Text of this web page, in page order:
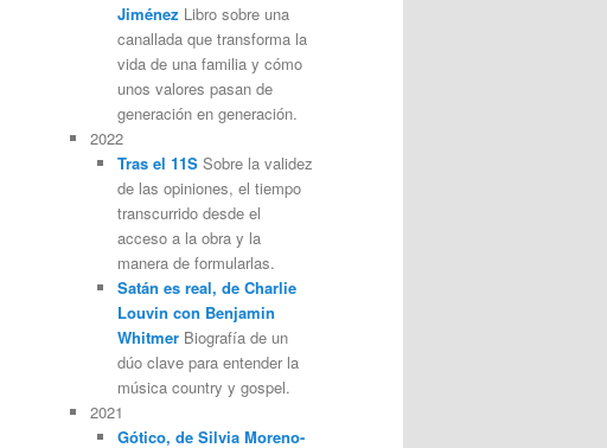
Jiménez Libro sobre una
canallada que transforma la
vida de una familia y cómo
unos valores pasan de
generación en generación.
2022
Tras el 11SSobre la validez
de las opiniones, el tiempo
transcurrido desde el
acceso a la obra y la
manera de formularlas.
Satán es real, de Charlie
Louvin con Benjamin
WhitmerBiografía de un
dúo clave para entender la
música country y gospel.
2021
Gótico, de Silvia Moreno-